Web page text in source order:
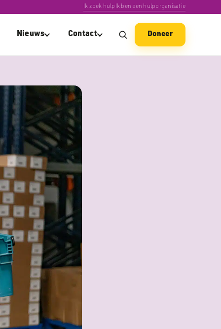
Ik zoek hulp Ik ben een hulporganisatie
Nieuws Contact Doneer